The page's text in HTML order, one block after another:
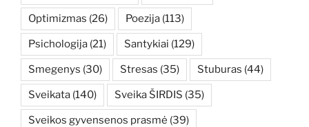
Optimizmas (26) Poezija (113)
Psichologija (21) Santykiai (129)
Smegenys (30) Stresas (35) Stuburas (44)
Sveikata (140) Sveika ŠIRDIS (35)
Sveikos gyvensenos prasmė (39)